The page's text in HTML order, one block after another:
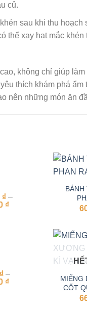
củ.
sau khi thu
thể xay hạt mắc
không chỉ giúp
thích khám phá
nên những món ăn
₫ –
₫Khoảng
BÁNH
₫ –
₫Khoảng
MIẾNG
CỐT